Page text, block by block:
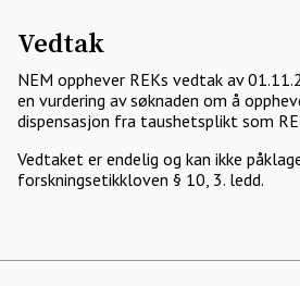
Vedtak
NEM opphever REKs vedtak av
en vurdering av søknaden om å
dispensasjon fra taushetsplikt som
Vedtaket er endelig og kan ikke
forskningsetikkloven § 10, 3. ledd.